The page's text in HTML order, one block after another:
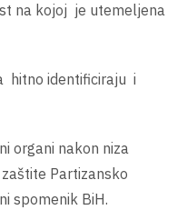
na kojoj je utemeljena
hitno identificiraju i
organi nakon niza
Partizansko
spomenik BiH.